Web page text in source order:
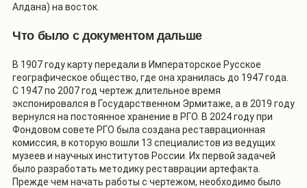
Алдана) на восток.
Что было с документом дальше
В 1907 году карту передали в Императорское Русское
географическое общество, где она хранилась до 1947 года.
С 1947 по 2007 год чертеж длительное время
экспонировался в Государственном Эрмитаже, а в 2019 году
вернулся на постоянное хранение в РГО. В 2024 году при
Фондовом совете РГО была создана реставрационная
комиссия, в которую вошли 13 специалистов из ведущих
музеев и научных институтов России. Их первой задачей
было разработать методику реставрации артефакта.
Прежде чем начать работы с чертежом, необходимо было